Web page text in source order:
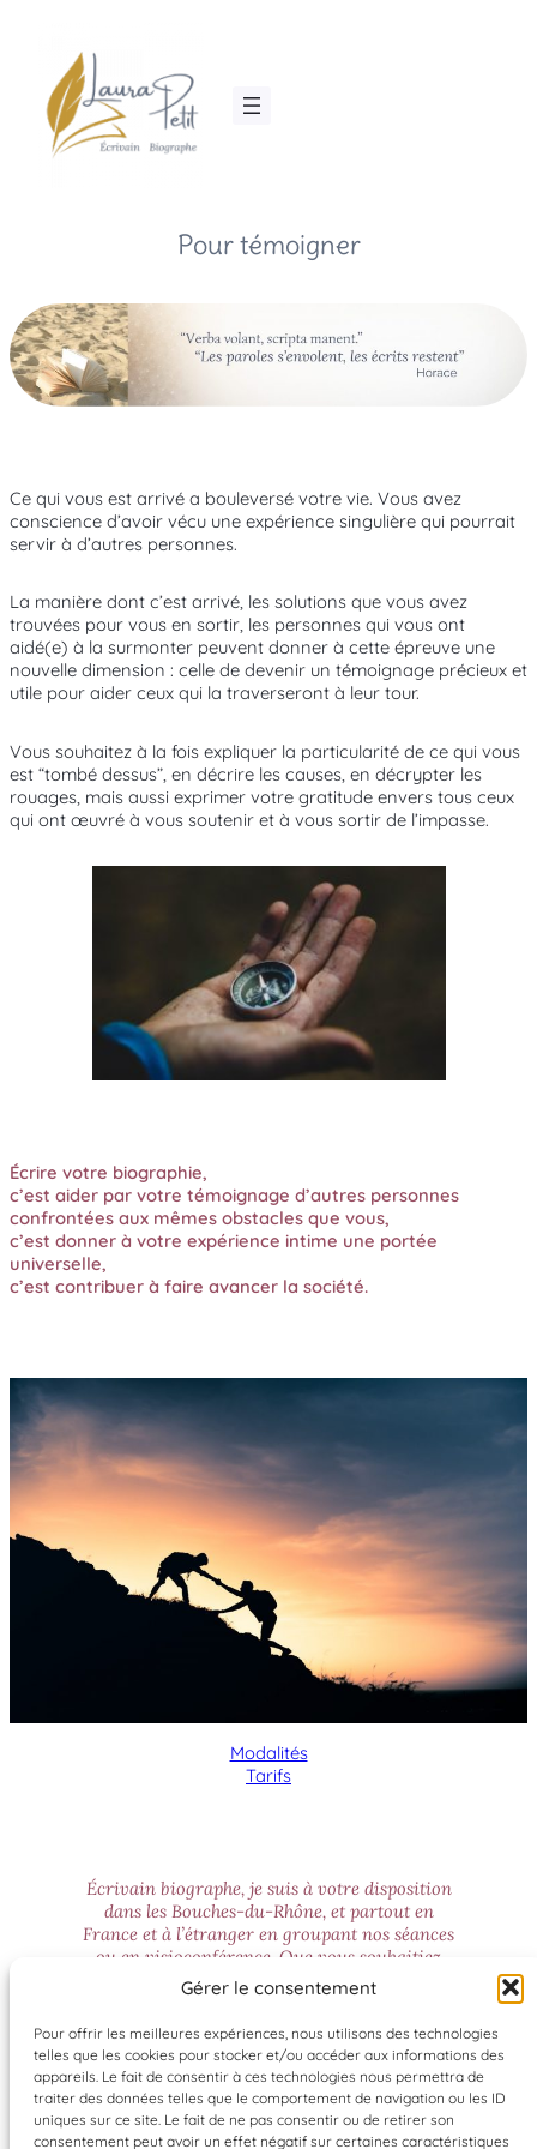
Gérer le consentement
Pour offrir les meilleures expériences, nous utilisons des technologies
telles que les cookies pour stocker et/ou accéder aux informations des
appareils. Le fait de consentir à ces technologies nous permettra de
traiter des données telles que le comportement de navigation ou les ID
uniques sur ce site. Le fait de ne pas consentir ou de retirer son
consentement peut avoir un effet négatif sur certaines caractéristiques
contenu
Pour témoigner
Ce qui vous est arrivé a bouleversé votre vie. Vous avez
conscience d’avoir vécu une expérience singulière qui pourrait
servir à d’autres personnes.
La manière dont c’est arrivé, les solutions que vous avez
trouvées pour vous en sortir, les personnes qui vous ont
aidé(e) à la surmonter peuvent donner à cette épreuve une
nouvelle dimension : celle de devenir un témoignage précieux et
utile pour aider ceux qui la traverseront à leur tour.
Vous souhaitez à la fois expliquer la particularité de ce qui vous
est “tombé dessus”, en décrire les causes, en décrypter les
rouages, mais aussi exprimer votre gratitude envers tous ceux
qui ont œuvré à vous soutenir et à vous sortir de l’impasse.
Écrire votre biographie,
c’est aider par votre témoignage d’autres personnes
confrontées aux mêmes obstacles que vous,
c’est donner à votre expérience intime une portée
universelle,
c’est contribuer à faire avancer la société.
Modalités
Tarifs
Écrivain biographe, je suis à votre disposition
dans les Bouches-du-Rhône, et partout en
France et à l’étranger en groupant nos séances
ou en visioconférence. Que vous souhaitiez
écrire votre biographie complète ou une
période marquante de votre vie, n’hésitez pas à
me contacter pour me parler de votre projet :
Laura Petit, au 06.80.85.59.69 ou par mail sur
lp13.pro@outlook.fr